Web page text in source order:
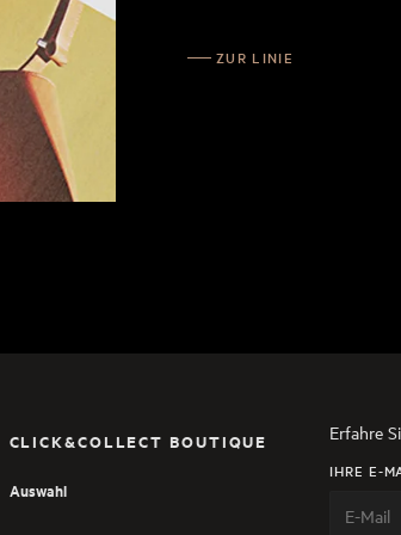
ZUR LINIE
CLICK&COLLECT BOUTIQUE
Auswahl
Erfahre
IHRE E-